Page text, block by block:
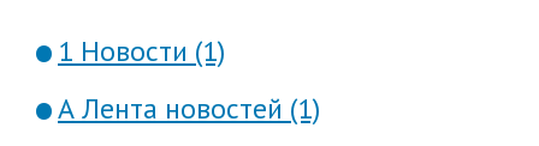
1 Новости (1)
А Лента новостей (1)